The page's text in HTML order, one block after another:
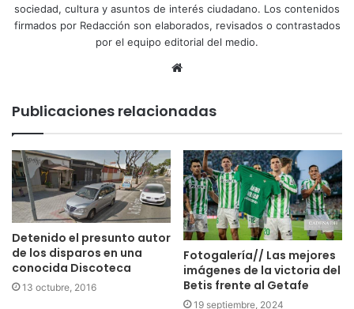
sociedad, cultura y asuntos de interés ciudadano. Los contenidos
firmados por Redacción son elaborados, revisados o contrastados
por el equipo editorial del medio.
Sitio
Publicaciones relacionadas
Detenido el presunto autor
de los disparos en una
conocida Discoteca
13 octubre, 2016
Fotogalería// Las mejores
imágenes de la victoria del
Betis frente al Getafe
19 septiembre, 2024